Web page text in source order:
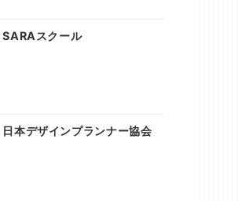
SARAスクール
日本デザインプランナー協会